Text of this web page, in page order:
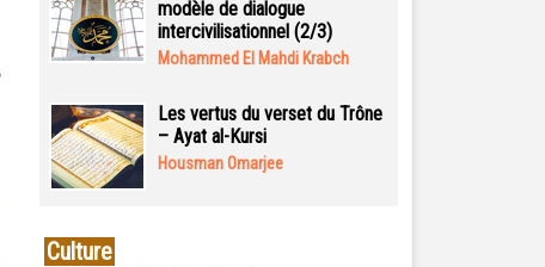
modèle de dialogue
intercivilisationnel (2/3)
Mohammed El Mahdi Krabch
Les vertus du verset du Trône
– Ayat al-Kursi
Housman Omarjee
Culture